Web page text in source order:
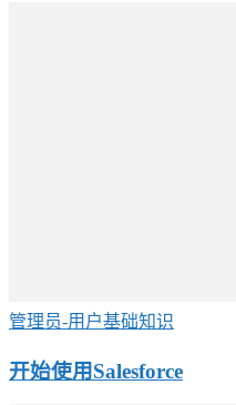
管理员-用户基础知识
开始使用Salesforce